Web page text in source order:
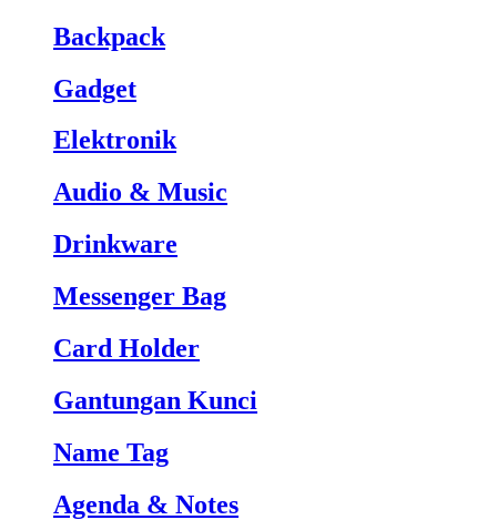
Backpack
Gadget
Elektronik
Audio & Music
Drinkware
Messenger Bag
Card Holder
Gantungan Kunci
Name Tag
Agenda & Notes